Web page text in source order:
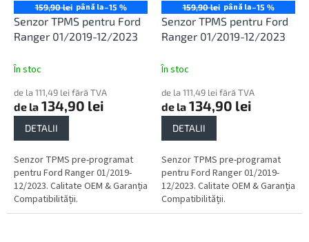
159,90 lei până la–15 %
Senzor TPMS pentru Ford
Ranger 01/2019-12/2023
În stoc
de la 111,49 lei fără TVA
de la 134,90 lei
DETALII
Senzor TPMS pre-programat
pentru Ford Ranger 01/2019-
12/2023. Calitate OEM & Garanția
Compatibilității.
159,90 lei până la–15 %
Senzor TPMS pentru Ford
Ranger 01/2019-12/2023
În stoc
de la 111,49 lei fără TVA
de la 134,90 lei
DETALII
Senzor TPMS pre-programat
pentru Ford Ranger 01/2019-
12/2023. Calitate OEM & Garanția
Compatibilității.